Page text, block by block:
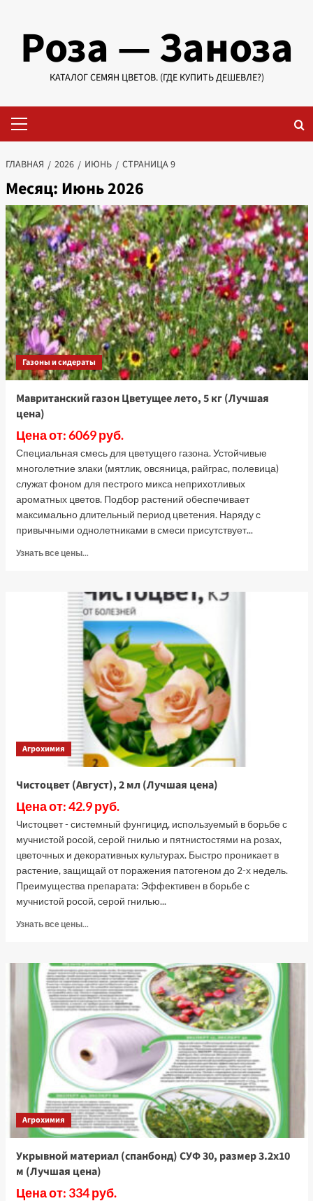
содержимому
Роза — Заноза
КАТАЛОГ СЕМЯН ЦВЕТОВ. (ГДЕ КУПИТЬ ДЕШЕВЛЕ?)
меню
ГЛАВНАЯ 2026 ИЮНЬ СТРАНИЦА 9
Месяц: Июнь 2026
Газоны и сидераты
Мавританский газон Цветущее лето, 5 кг (Лучшая
цена)
Цена от: 6069 руб.
Специальная смесь для цветущего газона. Устойчивые
многолетние злаки (мятлик, овсяница, райграс, полевица)
служат фоном для пестрого микса неприхотливых
ароматных цветов. Подбор растений обеспечивает
максимально длительный период цветения. Наряду с
привычными однолетниками в смеси присутствует...
Узнать все цены...
Мавританский
газон
Цветущее
лето,
5
кг
(Лучшая
цена)
Агрохимия
Чистоцвет (Август), 2 мл (Лучшая цена)
Цена от: 42.9 руб.
Чистоцвет - системный фунгицид, используемый в борьбе с
мучнистой росой, серой гнилью и пятнистостями на розах,
цветочных и декоративных культурах. Быстро проникает в
растение, защищай от поражения патогеном до 2-х недель.
Преимущества препарата: Эффективен в борьбе с
мучнистой росой, серой гнилью...
Узнать все цены...
Чистоцвет
(Август),
2
мл
(Лучшая
цена)
Агрохимия
Укрывной материал (спанбонд) СУФ 30, размер 3.2х10
м (Лучшая цена)
Цена от: 334 руб.